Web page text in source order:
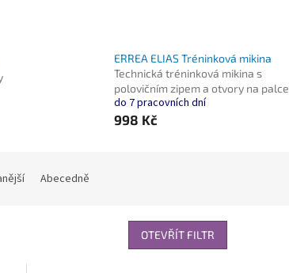
ERREA ELIAS Tréninková mikina
Technická tréninková mikina s
polovičním zipem a otvory na palce
do 7 pracovních dní
998 Kč
Abecedně
OTEVŘÍT FILTR